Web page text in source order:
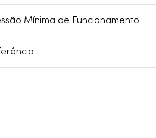
Mínima de Funcionamento